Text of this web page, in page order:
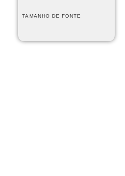
TAMANHO DE FONTE